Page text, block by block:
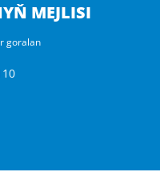
MEJLISI
goralan